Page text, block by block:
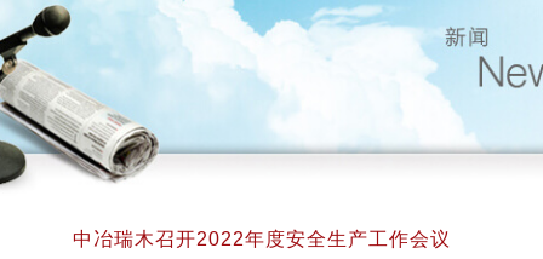
中冶瑞木召开2022年度安全生产工作会议